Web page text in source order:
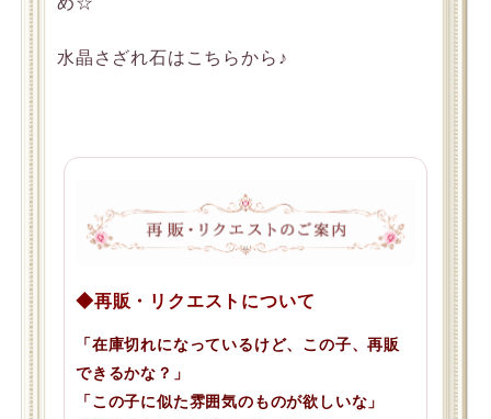
水晶さざれ石はこちらから♪
◆再販・リクエストについて
「在庫切れになっているけど、この子、再販
できるかな？」
「この子に似た雰囲気のものが欲しいな」